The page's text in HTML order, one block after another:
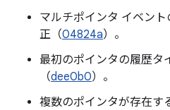
マルチポインタ イベン
正（04824a）。
最初のポインタの履歴タ
（dee0b0）。
複数のポインタが存在す